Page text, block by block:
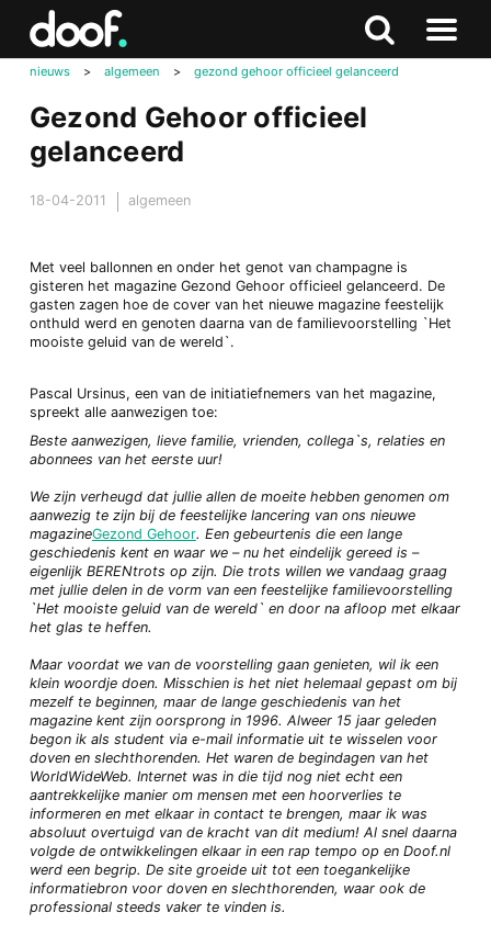
Zoeken
Naar
nieuws > algemeen > gezond gehoor officieel gelanceerd
Gezond Gehoor officieel
gelanceerd
18-04-2011 algemeen
Met veel ballonnen en onder het genot van champagne is
gisteren het magazine Gezond Gehoor officieel gelanceerd. De
gasten zagen hoe de cover van het nieuwe magazine feestelijk
onthuld werd en genoten daarna van de familievoorstelling `Het
mooiste geluid van de wereld`.
Pascal Ursinus, een van de initiatiefnemers van het magazine,
spreekt alle aanwezigen toe:
Beste aanwezigen, lieve familie, vrienden, collega`s, relaties en
abonnees van het eerste uur!
We zijn verheugd dat jullie allen de moeite hebben genomen om
aanwezig te zijn bij de feestelijke lancering van ons nieuwe
magazineGezond Gehoor. Een gebeurtenis die een lange
geschiedenis kent en waar we – nu het eindelijk gereed is –
eigenlijk BERENtrots op zijn. Die trots willen we vandaag graag
met jullie delen in de vorm van een feestelijke familievoorstelling
`Het mooiste geluid van de wereld` en door na afloop met elkaar
het glas te heffen.
Maar voordat we van de voorstelling gaan genieten, wil ik een
klein woordje doen. Misschien is het niet helemaal gepast om bij
mezelf te beginnen, maar de lange geschiedenis van het
magazine kent zijn oorsprong in 1996. Alweer 15 jaar geleden
begon ik als student via e-mail informatie uit te wisselen voor
doven en slechthorenden. Het waren de begindagen van het
WorldWideWeb. Internet was in die tijd nog niet echt een
aantrekkelijke manier om mensen met een hoorverlies te
informeren en met elkaar in contact te brengen, maar ik was
absoluut overtuigd van de kracht van dit medium! Al snel daarna
volgde de ontwikkelingen elkaar in een rap tempo op en Doof.nl
werd een begrip. De site groeide uit tot een toegankelijke
informatiebron voor doven en slechthorenden, waar ook de
professional steeds vaker te vinden is.
Doof.nl
Zoeken